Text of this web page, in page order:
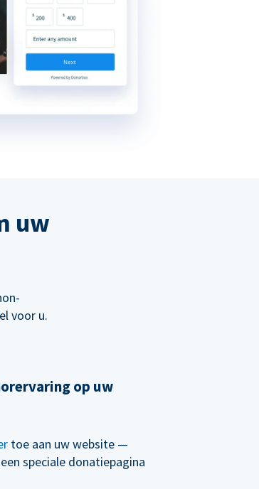
uw
voor u.
op uw
toe aan uw website —
speciale donatiepagina